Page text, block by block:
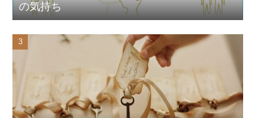
の気持ち